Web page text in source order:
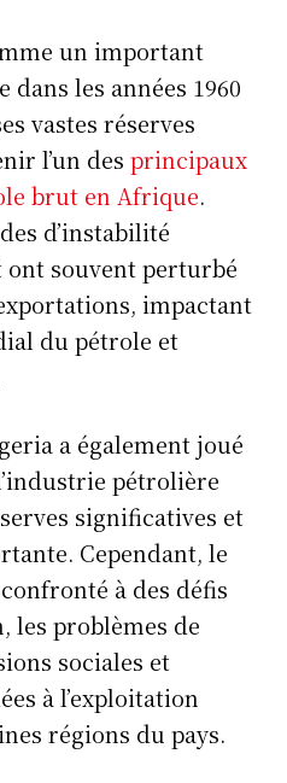
un important
les années 1960
vastes réserves
l’un des principaux
brut en Afrique.
d’instabilité
souvent perturbé
impactant
du pétrole et
a également joué
pétrolière
significatives et
Cependant, le
à des défis
les problèmes de
sociales et
à l’exploitation
régions du pays.